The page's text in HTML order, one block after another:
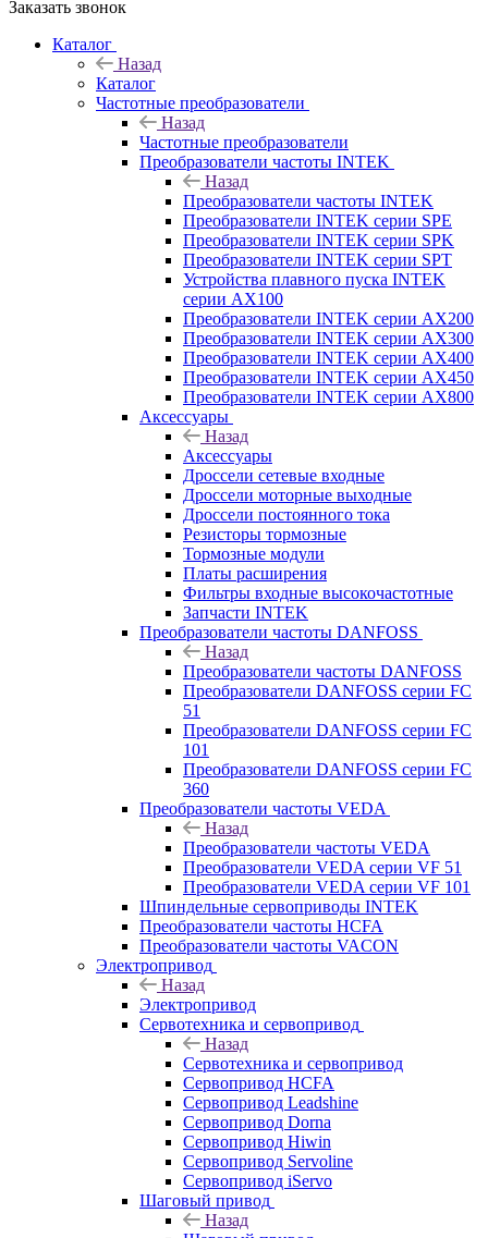
Заказать звонок
Каталог
Назад
Каталог
Частотные преобразователи
Назад
Частотные преобразователи
Преобразователи частоты INTEK
Назад
Преобразователи частоты INTEK
Преобразователи INTEK серии SPE
Преобразователи INTEK серии SPK
Преобразователи INTEK серии SPT
Устройства плавного пуска INTEK
серии AX100
Преобразователи INTEK серии AX200
Преобразователи INTEK серии AX300
Преобразователи INTEK серии AX400
Преобразователи INTEK серии AX450
Преобразователи INTEK серии AX800
Аксессуары
Назад
Аксессуары
Дроссели сетевые входные
Дроссели моторные выходные
Дроссели постоянного тока
Резисторы тормозные
Тормозные модули
Платы расширения
Фильтры входные высокочастотные
Запчасти INTEK
Преобразователи частоты DANFOSS
Назад
Преобразователи частоты DANFOSS
Преобразователи DANFOSS серии FC
51
Преобразователи DANFOSS серии FC
101
Преобразователи DANFOSS серии FC
360
Преобразователи частоты VEDA
Назад
Преобразователи частоты VEDA
Преобразователи VEDA серии VF 51
Преобразователи VEDA серии VF 101
Шпиндельные сервоприводы INTEK
Преобразователи частоты HCFA
Преобразователи частоты VACON
Электропривод
Назад
Электропривод
Сервотехника и сервопривод
Назад
Сервотехника и сервопривод
Сервопривод HCFA
Сервопривод Leadshine
Сервопривод Dorna
Сервопривод Hiwin
Сервопривод Servoline
Сервопривод iServo
Шаговый привод
Назад